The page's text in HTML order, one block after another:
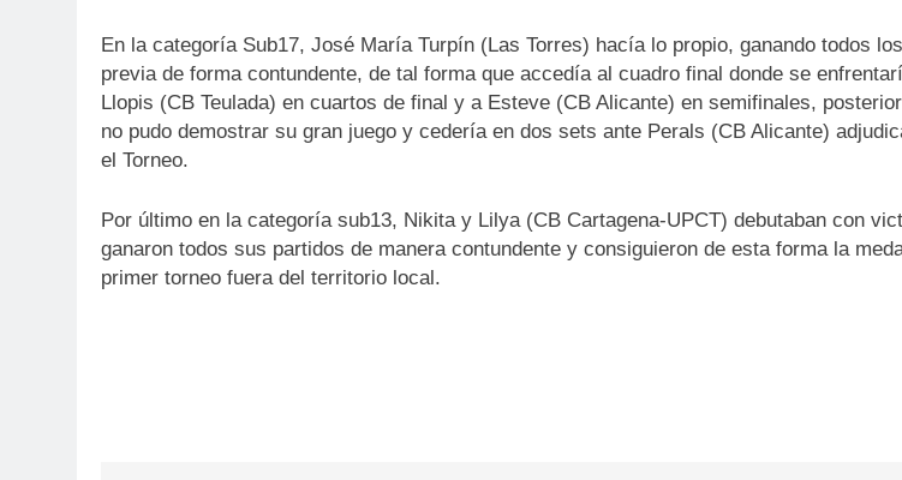
En la categoría Sub17, José María Turpín (Las Torres) hacía lo propio, ganando todos
previa de forma contundente, de tal forma que accedía al cuadro final donde se
Llopis (CB Teulada) en cuartos de final y a Esteve (CB Alicante) en semifinales,
no pudo demostrar su gran juego y cedería en dos sets ante Perals (CB Alicante)
el Torneo.
Por último en la categoría sub13, Nikita y Lilya (CB Cartagena-UPCT) debutaban con
ganaron todos sus partidos de manera contundente y consiguieron de esta forma la
primer torneo fuera del territorio local.